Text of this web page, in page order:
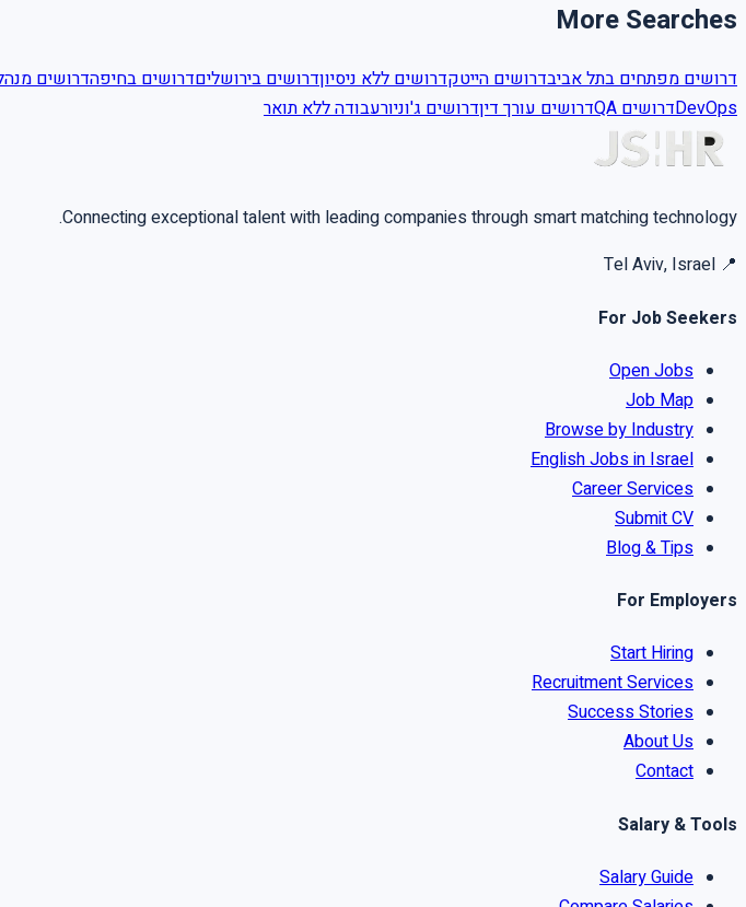
More Searches
דרושים מפתחים בתל אביבדרושים הייטקדרושים ללא ניסיוןדרושים בירושליםדרושים בחיפהדרושים
DevOpsדרושים QA דרושים עורך דיןדרושים ג'וניורעבודה ללא תואר
Connecting exceptional talent with leading companies through smart matching technology.
📍
Tel Aviv, Israel
For Job Seekers
Open Jobs
Job Map
Browse by Industry
English Jobs in Israel
Career Services
Submit CV
Blog & Tips
For Employers
Start Hiring
Recruitment Services
Success Stories
About Us
Contact
Salary & Tools
Salary Guide